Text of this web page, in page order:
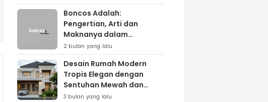
Boncos Adalah:
Pengertian, Arti dan
Maknanya dalam
Kehidupan Sehari-hari
2 bulan yang lalu
Desain Rumah Modern
Tropis Elegan dengan
Sentuhan Mewah dan
Natural
3 bulan yang lalu